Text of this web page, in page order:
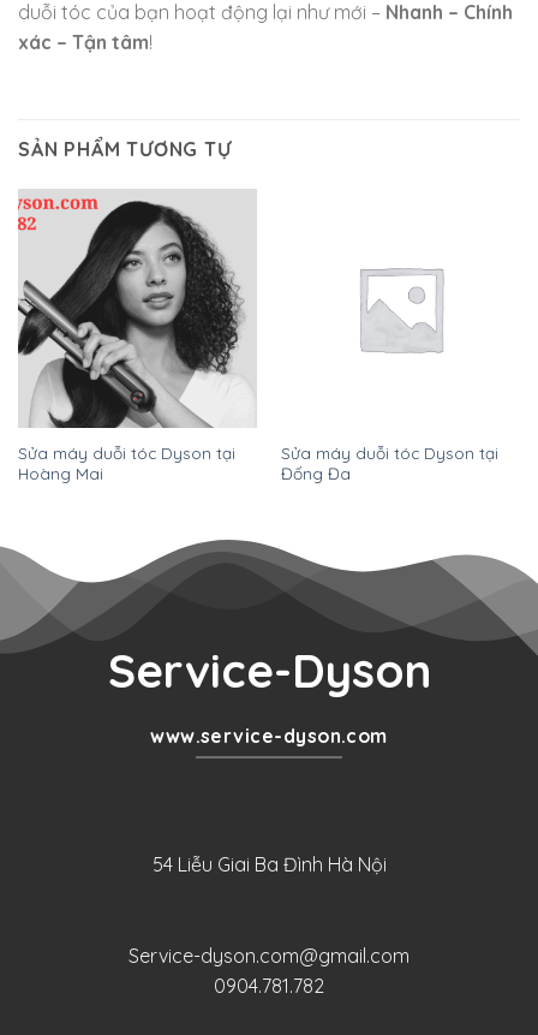
duỗi tóc của bạn hoạt động lại như mới – Nhanh – Chính
xác – Tận tâm!
SẢN PHẨM TƯƠNG TỰ
Sửa máy duỗi tóc Dyson tại
Hoàng Mai
Sửa máy duỗi tóc Dyson tại
Đống Đa
Service-Dyson
www.service-dyson.com
54 Liễu Giai Ba Đình Hà Nội
Service-dyson.com@gmail.com
0904.781.782